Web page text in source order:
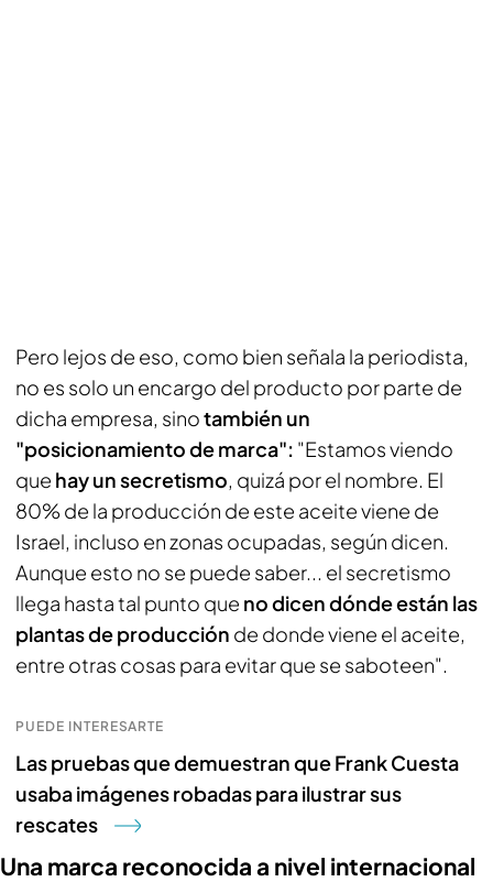
Pero lejos de eso, como bien señala la periodista,
no es solo un encargo del producto por parte de
dicha empresa, sinotambién un
"posicionamiento de marca": "Estamos viendo
que hay un secretismo, quizá por el nombre. El
80% de la producción de este aceite viene de
Israel, incluso en zonas ocupadas, según dicen.
Aunque esto no se puede saber... el secretismo
llega hasta tal punto que no dicen dónde están las
plantas de producción de donde viene el aceite,
entre otras cosas para evitar que se saboteen".
PUEDE INTERESARTE
Las pruebas que demuestran que Frank Cuesta
usaba imágenes robadas para ilustrar sus
rescates
Una marca reconocida a nivel internacional